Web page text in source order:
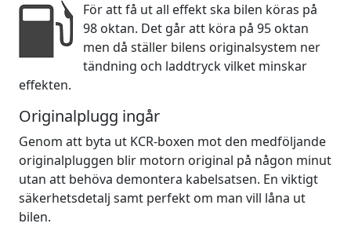
För att få ut all effekt ska bilen köras på
98 oktan. Det går att köra på 95 oktan
men då ställer bilens originalsystem ner
tändning och laddtryck vilket minskar
effekten.
Originalplugg ingår
Genom att byta ut KCR-boxen mot den medföljande
originalpluggen blir motorn original på någon minut
utan att behöva demontera kabelsatsen. En viktigt
säkerhetsdetalj samt perfekt om man vill låna ut
bilen.